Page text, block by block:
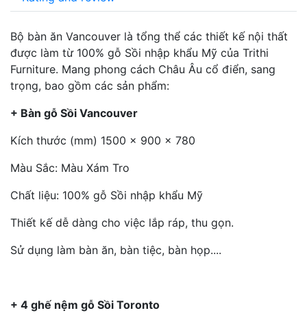
Bộ bàn ăn Vancouver là tổng thể các thiết kế nội thất
được làm từ 100% gỗ Sồi nhập khẩu Mỹ của Trithi
Furniture. Mang phong cách Châu Âu cổ điển, sang
trọng, bao gồm các sản phẩm:
+ Bàn gỗ Sồi Vancouver
Kích thước (mm) 1500 x 900 x 780
Màu Sắc: Màu Xám Tro
Chất liệu: 100% gỗ Sồi nhập khẩu Mỹ
Thiết kế dễ dàng cho việc lắp ráp, thu gọn.
Sử dụng làm bàn ăn, bàn tiệc, bàn họp....
+ 4 ghế nệm gỗ Sồi Toronto